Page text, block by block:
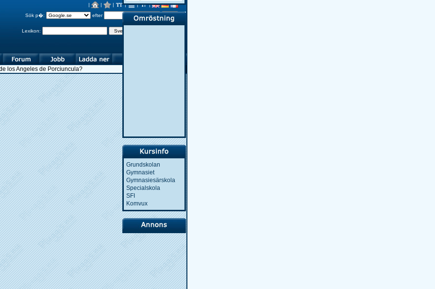
| | | | | |
Sök p�: efter
Lexikon:
los Angeles de Porciuncula?
Grundskolan
Gymnasiet
Gymnasiesärskola
Specialskola
SFI
Komvux